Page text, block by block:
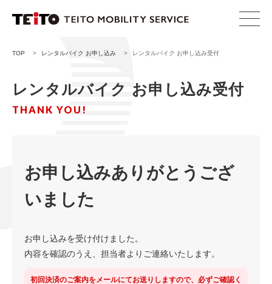
TOP > レンタルバイク お申し込み > レンタルバイク お申し込み受付
レンタルバイク お申し込み受付
THANK YOU!
お申し込みありがとうござ
いました
お申し込みを受け付けました。
内容を確認のうえ、担当者よりご連絡いたします。
初回決済のご案内をメールにてお送りしますので、必ずご確認く